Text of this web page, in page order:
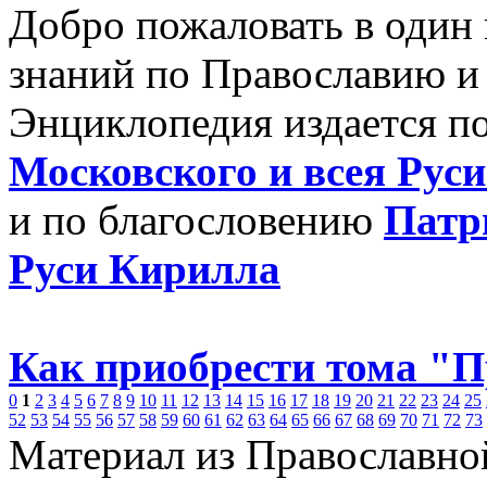
Добро пожаловать в
знаний по Православию
Энциклопедия издается
Московского и всея
и по благословению
Руси Кирилла
Как приобрести тома
0 1 2 3 4 5 6 7 8 9 10 11 12 13 14 15 16 17 18 19 20 21 22 23 24 25
52 53 54 55 56 57 58 59 60 61 62 63 64 65 66 67 68 69 70 71 72 73
Материал из